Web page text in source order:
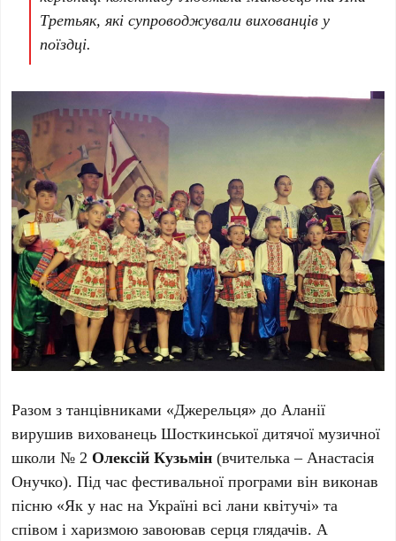
Третьяк, які супроводжували вихованців у
поїздці.
Разом з танцівниками «Джерельця» до Аланії
вирушив вихованець Шосткинської дитячої музичної
школи № 2 Олексій Кузьмін (вчителька – Анастасія
Онучко). Під час фестивальної програми він виконав
пісню «Як у нас на Україні всі лани квітучі» та
співом і харизмою завоював серця глядачів. А